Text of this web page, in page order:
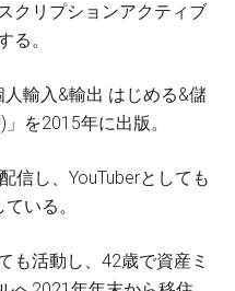
クリプションアクティブ
る。
輸入&輸出 はじめる&儲
を2015年に出版。
信し、YouTuberとしても
いる。
も活動し、42歳で資産ミ